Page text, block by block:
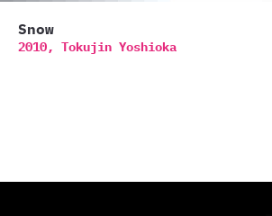
Snow
2010, Tokujin Yoshioka